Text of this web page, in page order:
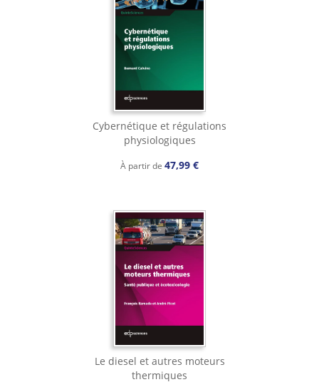
Cybernétique et régulations
physiologiques
À partir de 47,99 €
Le diesel et autres moteurs
thermiques